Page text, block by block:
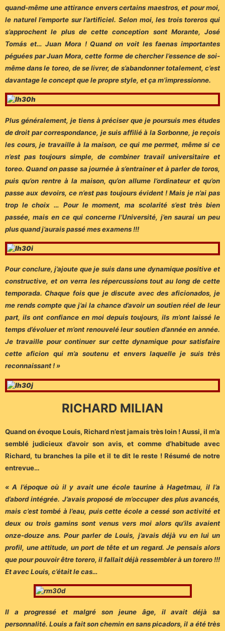
quand-même une attirance envers certains maestros, et pour moi,
le naturel l’emporte sur l’artificiel. Selon moi, les trois toreros qui
s’approchent le plus de cette conception sont Morante, José
Tomás et… Juan Mora ! Quand on voit les faenas importantes
péguées par Juan Mora, cette forme de chercher l’essence de soi-
même dans le toreo, de se livrer, de s’abandonner totalement, c’est
davantage le concept que le propre style, et ça m’impressionne.
Plus généralement, je tiens à préciser que je poursuis mes études
de droit par correspondance, je suis affilié à la Sorbonne, je reçois
les cours, je travaille à la maison, ce qui me permet, même si ce
n’est pas toujours simple, de combiner travail universitaire et
toreo. Quand on passe sa journée à s’entrainer et à parler de toros,
puis qu’on rentre à la maison, qu’on allume l’ordinateur et qu’on
passe aux devoirs, ce n’est pas toujours évident ! Mais je n’ai pas
trop le choix … Pour le moment, ma scolarité s’est très bien
passée, mais en ce qui concerne l’Université, j’en saurai un peu
plus quand j’aurais passé mes examens !!!
Pour conclure, j’ajoute que je suis dans une dynamique positive et
constructive, et on verra les répercussions tout au long de cette
temporada. Chaque fois que je discute avec des aficionados, je
me rends compte que j’ai la chance d’avoir un soutien réel de leur
part, ils ont confiance en moi depuis toujours, ils m’ont laissé le
temps d’évoluer et m’ont renouvelé leur soutien d’année en année.
Je travaille pour continuer sur cette dynamique pour satisfaire
cette aficion qui m’a soutenu et envers laquelle je suis très
reconnaissant ! »
RICHARD MILIAN
Quand on évoque Louis, Richard n’est jamais très loin ! Aussi, il m’a
semblé judicieux d’avoir son avis, et comme d’habitude avec
Richard, tu branches la pile et il te dit le reste ! Résumé de notre
entrevue…
« A l’époque où il y avait une école taurine à Hagetmau, il l’a
d’abord intégrée. J’avais proposé de m’occuper des plus avancés,
mais c’est tombé à l’eau, puis cette école a cessé son activité et
deux ou trois gamins sont venus vers moi alors qu’ils avaient
onze-douze ans. Pour parler de Louis, j’avais déjà vu en lui un
profil, une attitude, un port de tête et un regard. Je pensais alors
que pour pouvoir être torero, il fallait déjà ressembler à un torero !!!
Et avec Louis, c’était le cas…
Il a progressé et malgré son jeune âge, il avait déjà sa
personnalité. Louis a fait son chemin en sans picadors, il a été très